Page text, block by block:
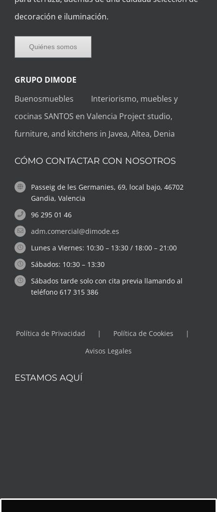
decoración e iluminación.
Quiénes somos
GRUPO DIMODE
Buenosmuebles
Interiorismo, muebles y
cocinas SANTOS en Valencia Project studio,
furniture, and kitchens in Javea, Altea, Denia
CÓMO CONTACTAR CON NOSOTROS
Passeig de les Germanies, 69, local bajo, 46702
Gandia, Valencia
96 295 01 46
adm.comercial@dimode.es
Lunes a Viernes: 10:30 – 13:30 / 18:00 – 21:00
Sábados: 10:30 – 13:30
Sábados tarde solo con cita previa llamando al
teléfono 617 315 386
Política de Privacidad
Política de Cookies
Avisos Legales
ESTAMOS AQUÍ